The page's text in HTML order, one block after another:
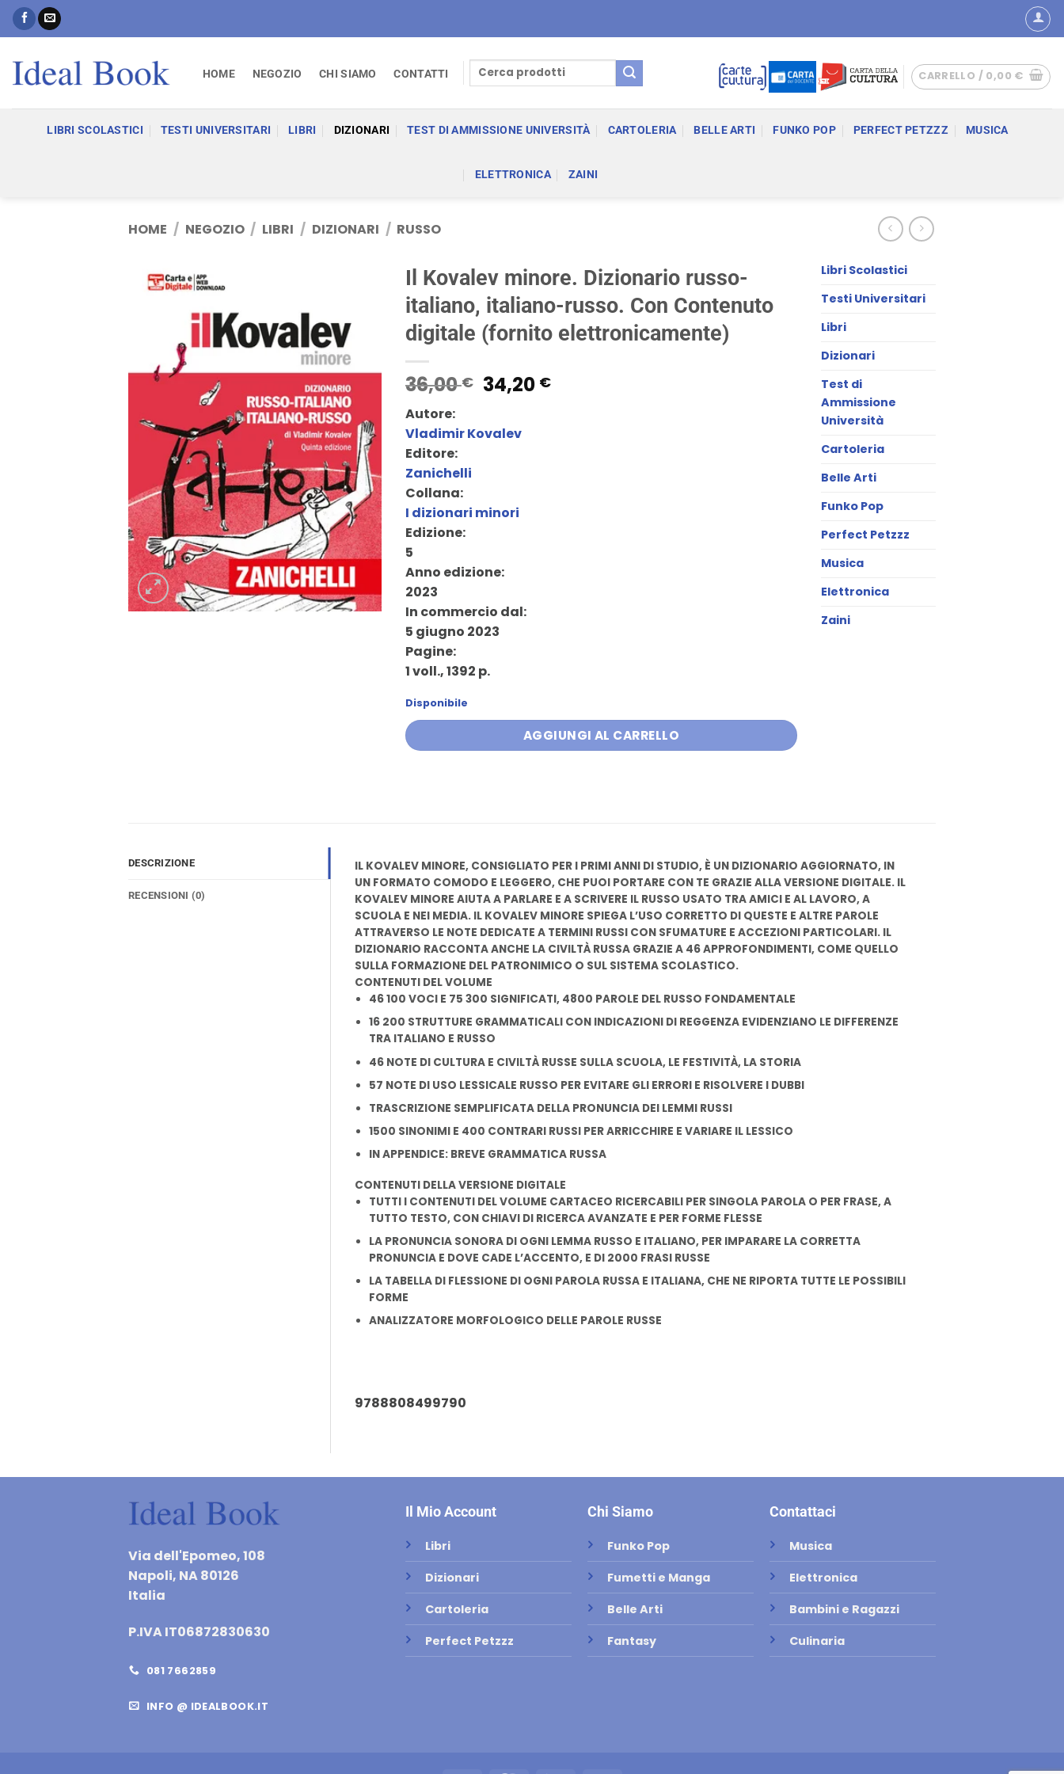
Salta
HOME NEGOZIO CHI SIAMO CONTATTI
Cerca:
CARRELLO / 0,00 €
LIBRI SCOLASTICI TESTI UNIVERSITARI LIBRI DIZIONARI TEST DI AMMISSIONE UNIVERSITÀ CARTOLERIA BELLE ARTI FUNKO POP PERFECT PETZZZ MUSICA
ELETTRONICA ZAINI
HOME / NEGOZIO / LIBRI / DIZIONARI / RUSSO
Il Kovalev minore. Dizionario russo-
italiano, italiano-russo. Con Contenuto
digitale (fornito elettronicamente)
36,00€ Il
prezzo
originale
era:
34,20 €Il
Autore:
Vladimir Kovalev
Editore:
Zanichelli
Collana:
I dizionari minori
Edizione:
5
Anno edizione:
2023
In commercio dal:
5 giugno 2023
Pagine:
1 voll., 1392 p.
Disponibile
AGGIUNGI AL CARRELLO
Libri Scolastici
Testi Universitari
Libri
Dizionari
Test di
Ammissione
Università
Cartoleria
Belle Arti
Funko Pop
Perfect Petzzz
Musica
Elettronica
Zaini
DESCRIZIONE
RECENSIONI (0)
IL KOVALEV MINORE, CONSIGLIATO PER I PRIMI ANNI DI STUDIO, È UN DIZIONARIO AGGIORNATO, IN
UN FORMATO COMODO E LEGGERO, CHE PUOI PORTARE CON TE GRAZIE ALLA VERSIONE DIGITALE. IL
KOVALEV MINORE AIUTA A PARLARE E A SCRIVERE IL RUSSO USATO TRA AMICI E AL LAVORO, A
SCUOLA E NEI MEDIA. IL KOVALEV MINORE SPIEGA L’USO CORRETTO DI QUESTE E ALTRE PAROLE
ATTRAVERSO LE NOTE DEDICATE A TERMINI RUSSI CON SFUMATURE E ACCEZIONI PARTICOLARI. IL
DIZIONARIO RACCONTA ANCHE LA CIVILTÀ RUSSA GRAZIE A 46 APPROFONDIMENTI, COME QUELLO
SULLA FORMAZIONE DEL PATRONIMICO O SUL SISTEMA SCOLASTICO.
CONTENUTI DEL VOLUME
46 100 VOCI E 75 300 SIGNIFICATI, 4800 PAROLE DEL RUSSO FONDAMENTALE
16 200 STRUTTURE GRAMMATICALI CON INDICAZIONI DI REGGENZA EVIDENZIANO LE DIFFERENZE
TRA ITALIANO E RUSSO
46 NOTE DI CULTURA E CIVILTÀ RUSSE SULLA SCUOLA, LE FESTIVITÀ, LA STORIA
57 NOTE DI USO LESSICALE RUSSO PER EVITARE GLI ERRORI E RISOLVERE I DUBBI
TRASCRIZIONE SEMPLIFICATA DELLA PRONUNCIA DEI LEMMI RUSSI
1500 SINONIMI E 400 CONTRARI RUSSI PER ARRICCHIRE E VARIARE IL LESSICO
IN APPENDICE: BREVE GRAMMATICA RUSSA
CONTENUTI DELLA VERSIONE DIGITALE
TUTTI I CONTENUTI DEL VOLUME CARTACEO RICERCABILI PER SINGOLA PAROLA O PER FRASE, A
TUTTO TESTO, CON CHIAVI DI RICERCA AVANZATE E PER FORME FLESSE
LA PRONUNCIA SONORA DI OGNI LEMMA RUSSO E ITALIANO, PER IMPARARE LA CORRETTA
PRONUNCIA E DOVE CADE L’ACCENTO, E DI 2000 FRASI RUSSE
LA TABELLA DI FLESSIONE DI OGNI PAROLA RUSSA E ITALIANA, CHE NE RIPORTA TUTTE LE POSSIBILI
FORME
ANALIZZATORE MORFOLOGICO DELLE PAROLE RUSSE
9788808499790
Via dell'Epomeo, 108
Napoli, NA 80126
Italia
P.IVA IT06872830630
081 7662859
INFO @ IDEALBOOK.IT
Il Mio Account
Libri
Dizionari
Cartoleria
Perfect Petzzz
Chi Siamo
Funko Pop
Fumetti e Manga
Belle Arti
Fantasy
Contattaci
Musica
Elettronica
Bambini e Ragazzi
Culinaria